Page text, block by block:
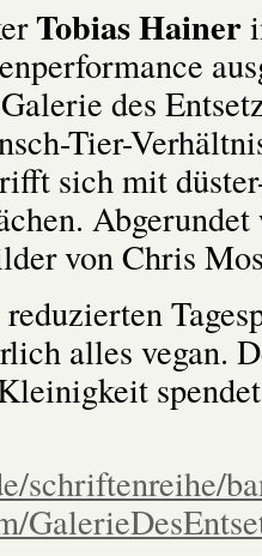
Tobias Hainer
des
Tier-
sich mit
von Chris
alles vegan.
schriftenreihe/